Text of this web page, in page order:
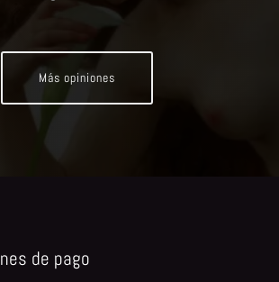
Más opiniones
de pago